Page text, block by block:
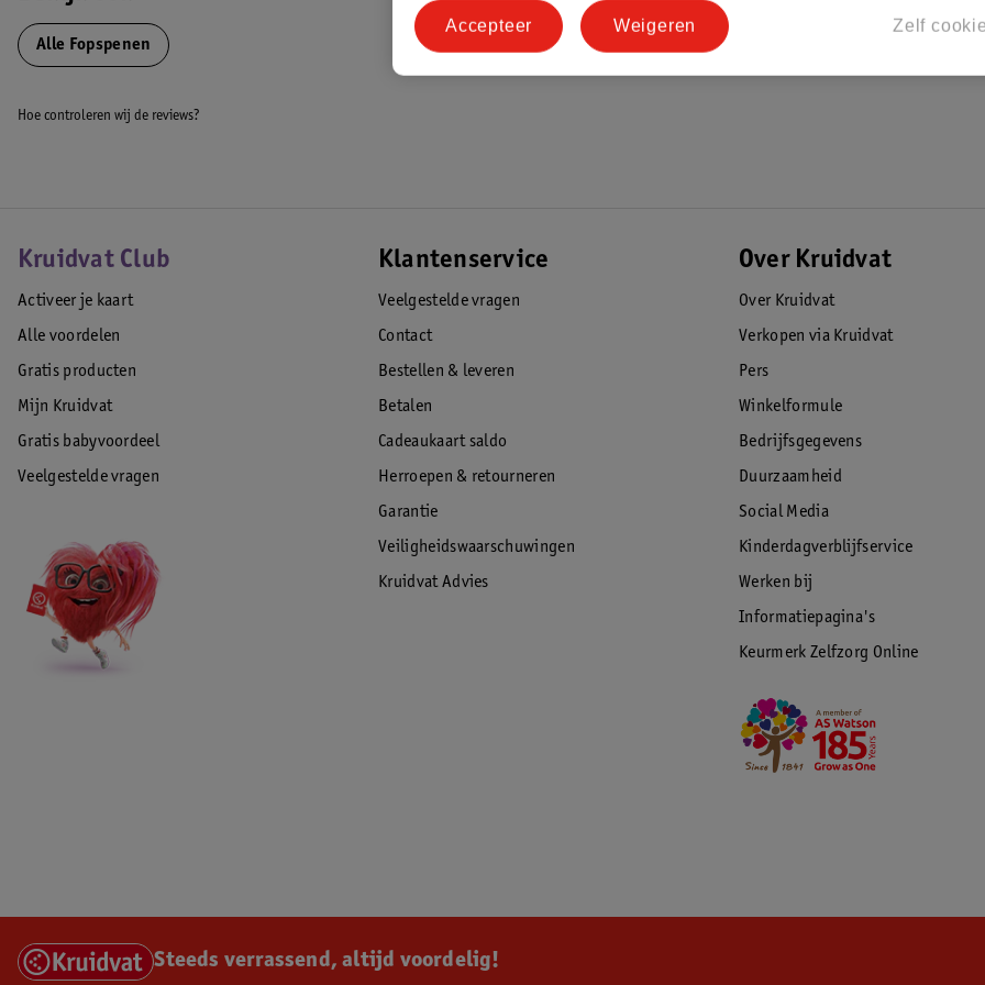
Contactinformatie
Telefoonnummer:
E-mailadres:
Support@Difrax.com
Contact type:
Type communicatiekanaal:
Website
Waarschuwingen en veiligheidsinformatie
NL • Difrax Fopspeen
Ontworpen en geregistreerd door Difrax
Laat een fopspeen niet in direct zonlicht liggen of bij
een warmtebron, en ook niet langer dan aanbevolen in
een desinfecteermiddel (“sterilisatieoplossing”), omdat
Alle Fopspenen
Hoe controleren wij de reviews?
Kruidvat Club
Activeer je kaart
Alle voordelen
Gratis producten
Mijn Kruidvat
Gratis babyvoordeel
Veelgestelde vragen
Klantenservice
Veelgestelde vragen
Contact
Bestellen & leveren
Betalen
Cadeaukaart saldo
Herroepen & retourneren
Garantie
Veiligheidswaarschuwingen
Kruidvat Advies
Over Kruidvat
Over Kruidvat
Verkopen via Kruidvat
Pers
Winkelformule
Bedrijfsgegevens
Duurzaamheid
Social Media
Kinderdagverblijfservice
Werken bij
Informatiepagina's
Keurmerk Zelfzorg Online
Steeds verrassend, altijd voordelig!
Zelf
Weigeren
Accepteer